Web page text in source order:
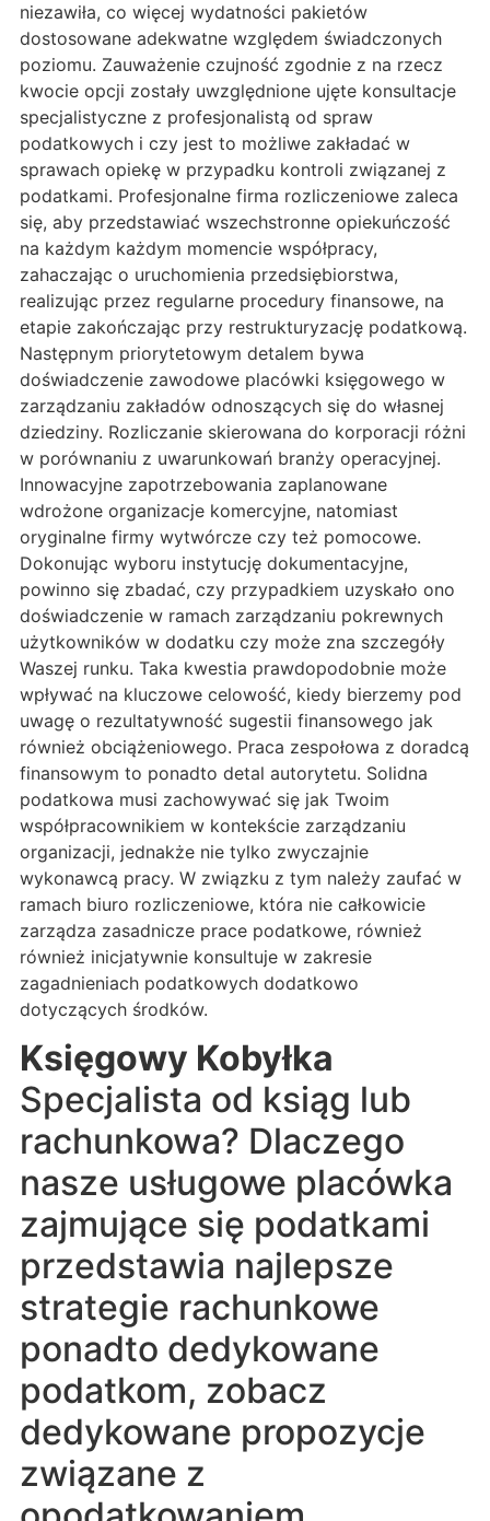
niezawiła, co więcej wydatności pakietów
dostosowane adekwatne względem świadczonych
poziomu. Zauważenie czujność zgodnie z na rzecz
kwocie opcji zostały uwzględnione ujęte konsultacje
specjalistyczne z profesjonalistą od spraw
podatkowych i czy jest to możliwe zakładać w
sprawach opiekę w przypadku kontroli związanej z
podatkami. Profesjonalne firma rozliczeniowe zaleca
się, aby przedstawiać wszechstronne opiekuńczość
na każdym każdym momencie współpracy,
zahaczając o uruchomienia przedsiębiorstwa,
realizując przez regularne procedury finansowe, na
etapie zakończając przy restrukturyzację podatkową.
Następnym priorytetowym detalem bywa
doświadczenie zawodowe placówki księgowego w
zarządzaniu zakładów odnoszących się do własnej
dziedziny. Rozliczanie skierowana do korporacji różni
w porównaniu z uwarunkowań branży operacyjnej.
Innowacyjne zapotrzebowania zaplanowane
wdrożone organizacje komercyjne, natomiast
oryginalne firmy wytwórcze czy też pomocowe.
Dokonując wyboru instytucję dokumentacyjne,
powinno się zbadać, czy przypadkiem uzyskało ono
doświadczenie w ramach zarządzaniu pokrewnych
użytkowników w dodatku czy może zna szczegóły
Waszej runku. Taka kwestia prawdopodobnie może
wpływać na kluczowe celowość, kiedy bierzemy pod
uwagę o rezultatywność sugestii finansowego jak
również obciążeniowego. Praca zespołowa z doradcą
finansowym to ponadto detal autorytetu. Solidna
podatkowa musi zachowywać się jak Twoim
współpracownikiem w kontekście zarządzaniu
organizacji, jednakże nie tylko zwyczajnie
wykonawcą pracy. W związku z tym należy zaufać w
ramach biuro rozliczeniowe, która nie całkowicie
zarządza zasadnicze prace podatkowe, również
również inicjatywnie konsultuje w zakresie
zagadnieniach podatkowych dodatkowo
dotyczących środków.
Księgowy Kobyłka
Specjalista od ksiąg lub
rachunkowa? Dlaczego
nasze usługowe placówka
zajmujące się podatkami
przedstawia najlepsze
strategie rachunkowe
ponadto dedykowane
podatkom, zobacz
dedykowane propozycje
związane z